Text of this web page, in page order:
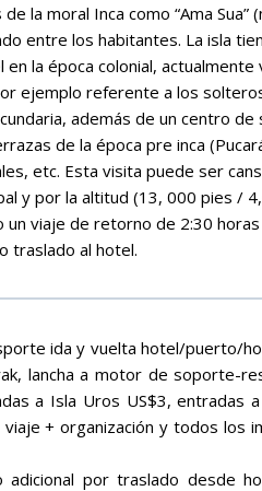
la moral Inca como “Ama Sua”
entre los habitantes. La isla
en la época colonial,
ejemplo referente a los
además de un centro
de la época pre inca
etc. Esta visita puede ser
y por la altitud (13, 000 pies /
un viaje de retorno de 2:30
traslado al hotel.
ida y vuelta hotel/puerto/
lancha a motor de soporte-
a Isla Uros US$3, entradas
+ organización y todos los
adicional por traslado desde